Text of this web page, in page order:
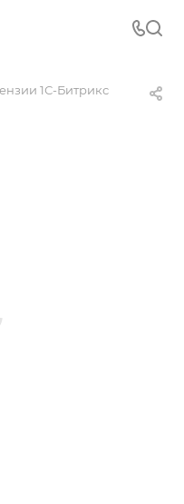
1С-Битрикс